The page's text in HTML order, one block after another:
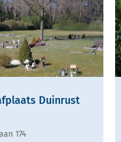
Duinrust
174